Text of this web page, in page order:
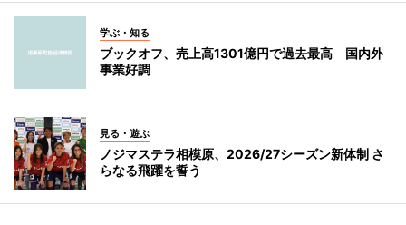
学ぶ・知る
ブックオフ、売上高1301億円で過去最高 国内外
事業好調
見る・遊ぶ
ノジマステラ相模原、2026/27シーズン新体制 さ
らなる飛躍を誓う